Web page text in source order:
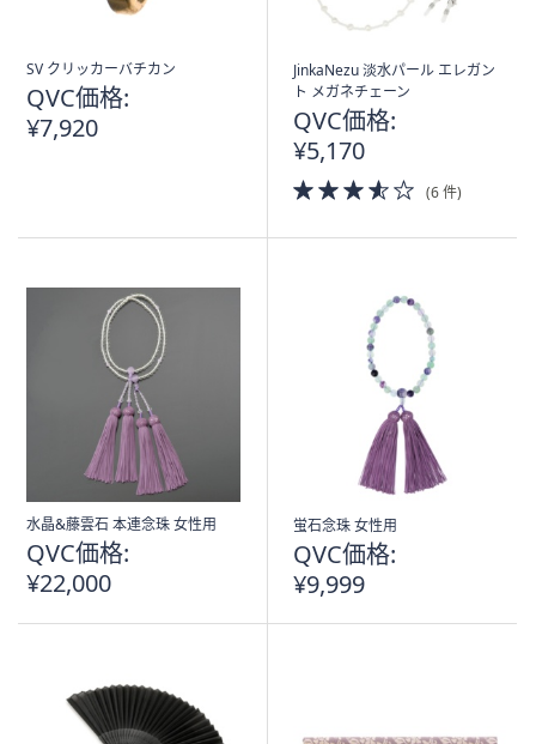
SV クリッカーバチカン
QVC価格:
¥7,920
JinkaNezu 淡水パール エレガン
ト メガネチェーン
QVC価格:
¥5,170
3.5
of
(6 件)
水晶&藤雲石 本連念珠 女性用
QVC価格:
¥22,000
蛍石念珠 女性用
QVC価格:
¥9,999